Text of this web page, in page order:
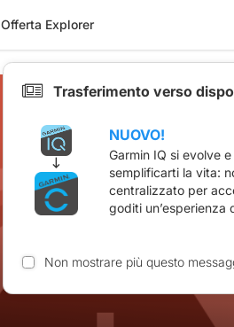
Offerta Explorer
Trasferimento verso
NUOVO!
Garmin IQ si evolve
semplificarti la vita:
centralizzato per
goditi un’esperienza
Non mostrare più questo